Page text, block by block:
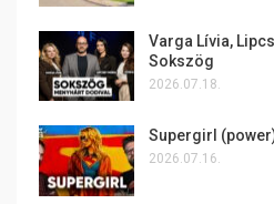
Varga Lívia,
Sokszög
2026.07.18.
Supergirl
2026.07.16.